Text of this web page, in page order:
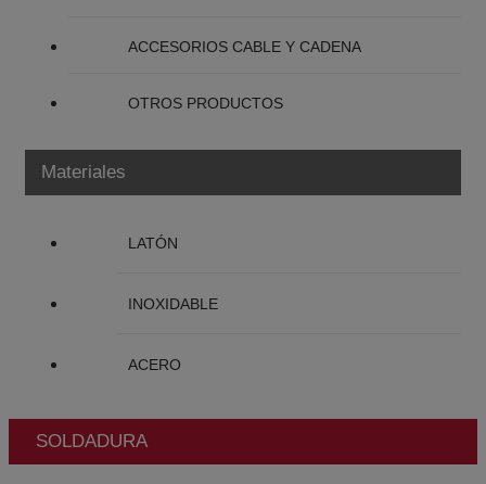
ACCESORIOS CABLE Y CADENA
OTROS PRODUCTOS
Materiales
LATÓN
INOXIDABLE
ACERO
SOLDADURA